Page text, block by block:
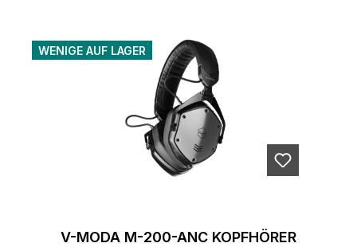
WENIGE AUF LAGER
V-MODA M-200-ANC KOPFHÖRER